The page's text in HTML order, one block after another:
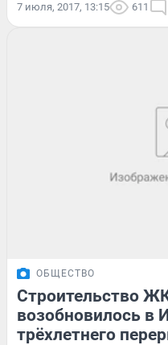
7 июля, 2017, 13:15 611
ОБЩЕСТВО
Строительство
возобновилось в
трёхлетнего